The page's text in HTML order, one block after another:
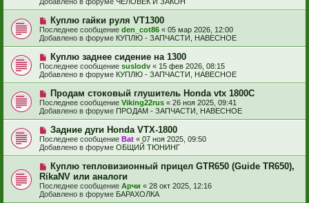
е
щ
е
н
и
е
е
с
о
б
щ
е
н
и
е
Н
о
в
о
е
с
о
о
б
щ
е
н
и
е
Куплю гайки руля VT1300
Последнее сообщение den_cot86 « 05 мар 2026, 12:00
Добавлено в форуме КУПЛЮ - ЗАПЧАСТИ, НАВЕСНОЕ
Н
о
в
о
е
с
о
о
б
щ
е
н
и
е
Куплю заднее сидение на 1300
Последнее сообщение suslodv « 15 фев 2026, 08:15
Добавлено в форуме КУПЛЮ - ЗАПЧАСТИ, НАВЕСНОЕ
Н
о
в
о
е
с
о
о
б
щ
е
н
и
е
Продам стоковый глушитель Honda vtx 1800C
Последнее сообщение Viking22rus « 26 ноя 2025, 09:41
Добавлено в форуме ПРОДАМ - ЗАПЧАСТИ, НАВЕСНОЕ
Н
о
в
о
е
с
о
о
б
Задние дуги Honda VTX-1800
Последнее сообщение Bat « 07 ноя 2025, 09:50
Добавлено в форуме ОБЩИЙ ТЮНИНГ
Н
о
в
о
е
Куплю тепловизионный прицел GTR650 (Guide TR650),
RikaNV или аналоги
Последнее сообщение Арчи « 28 окт 2025, 12:16
Добавлено в форуме БАРАХОЛКА